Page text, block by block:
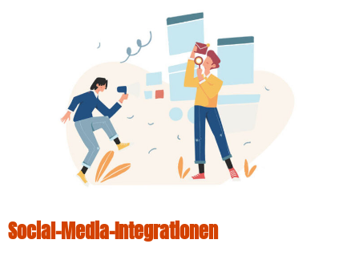
Social-Media-Integrationen